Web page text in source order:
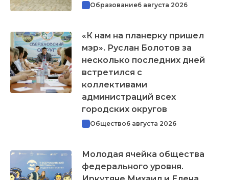
Образование6 августа 2026
«К нам на планерку пришел
мэр». Руслан Болотов за
несколько последних дней
встретился с
коллективами
администраций всех
городских округов
Общество6 августа 2026
Молодая ячейка общества
федерального уровня.